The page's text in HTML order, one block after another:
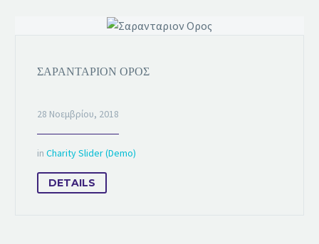
ΣΑΡΑΝΤΑΡΙΟΝ ΟΡΟΣ
28 Νοεμβρίου, 2018
in Charity Slider (Demo)
DETAILS